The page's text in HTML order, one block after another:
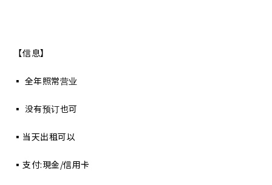
【信息】
▪︎ 全年照常营业
▪︎ 没有预订也可
▪︎当天出租可以
▪︎支付:現金/信用卡